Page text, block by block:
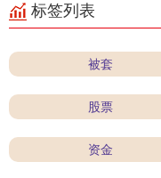
标签列表
被套
股票
资金